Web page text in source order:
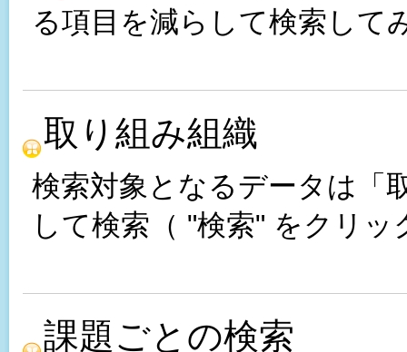
る項目を減らして検索して
取り組み組織
検索対象となるデータは「
して検索（ "検索" をクリ
課題ごとの検索